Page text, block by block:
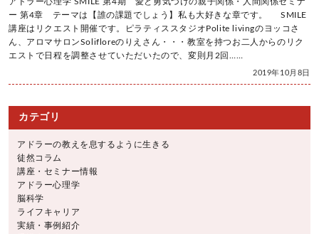
ー 第4章 テーマは【誰の課題でしょう】私も大好きな章です。 SMILE
講座はリクエスト開催です。ピラティススタジオPolite livingのヨッコさ
ん、アロマサロンSolifloreのりえさん・・・教室を持つお二人からのリク
エストで日程を調整させていただいたので、変則月2回……
2019年10月8日
カテゴリ
アドラーの教えを息するように生きる
徒然コラム
講座・セミナー情報
アドラー心理学
脳科学
ライフキャリア
実績・事例紹介